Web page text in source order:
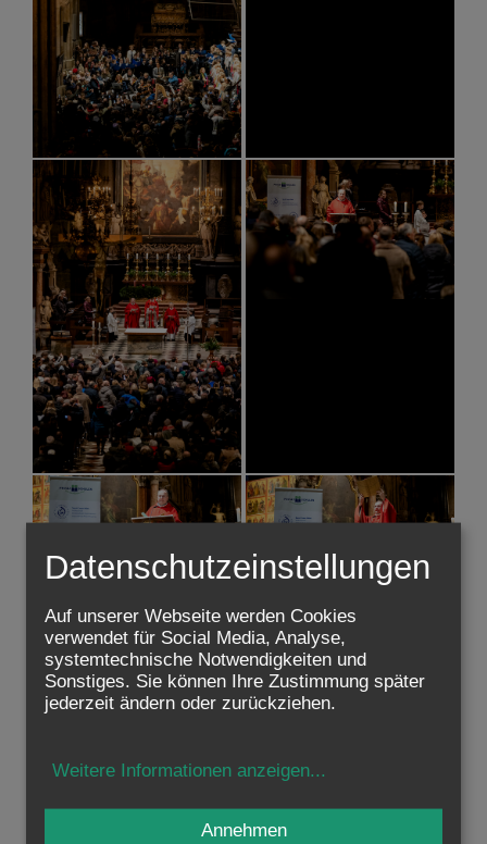
Datenschutzeinstellungen
Auf unserer Webseite werden Cookies
verwendet für Social Media, Analyse,
systemtechnische Notwendigkeiten und
Sonstiges. Sie können Ihre Zustimmung später
jederzeit ändern oder zurückziehen.
Weitere Informationen anzeigen...
Annehmen